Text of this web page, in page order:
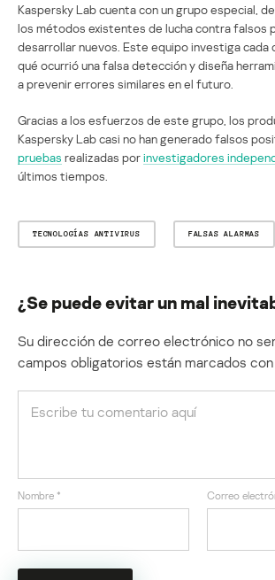
Kaspersky Lab cuenta con un grupo especial,
los métodos existentes de lucha contra falsos
desarrollar nuevos. Este equipo investiga cada
qué ocurrió una falsa detección y diseña
a prevenir errores similares en el futuro.
Gracias a los esfuerzos de este grupo, los
Kaspersky Lab casi no han generado falsos
pruebas realizadas porinvestigadores
últimos tiempos.
TECNOLOGÍAS ANTIVIRUS FALSAS ALARMAS
¿Se puede evitar un mal
Su dirección de correo electrónico no
campos obligatorios están marcados con
Nombre * Correo